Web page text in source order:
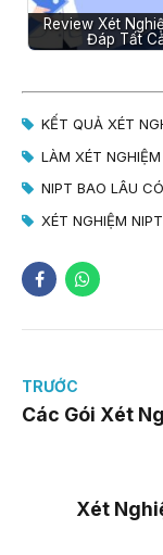
Review Xét
Đáp Tất
KẾT QUẢ XÉT
LÀM XÉT
NIPT BAO LÂU
XÉT NGHIỆM
TRƯỚC
Các Gói Xét
Xét